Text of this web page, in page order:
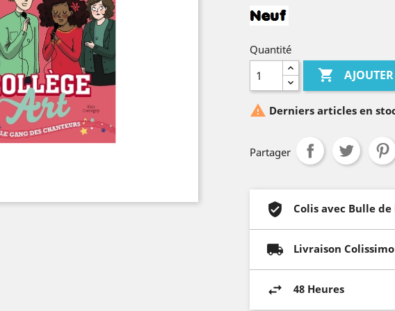
Quantité

 Derniers articles en
Partager
Colis avec Bulle
Livraison Colissimo
48 Heures